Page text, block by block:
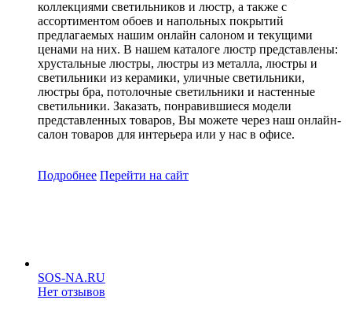
коллекциями светильников и люстр, а также с
ассортиментом обоев и напольных покрытий
предлагаемых нашим онлайн салоном и текущими
ценами на них. В нашем каталоге люстр представлены:
хрустальные люстры, люстры из металла, люстры и
светильники из керамики, уличные светильники,
люстры бра, потолочные светильники и настенные
светильники. Заказать, понравившиеся модели
представленных товаров, Вы можете через наш онлайн-
салон товаров для интерьера или у нас в офисе.
Подробнее Перейти на сайт
SOS-NA.RU
Нет отзывов